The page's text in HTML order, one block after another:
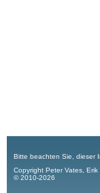
Bitte beachten Sie, dieser
Copyright Peter Vates,
© 2010-2026